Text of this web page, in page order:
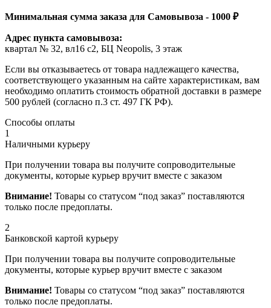
Минимальная сумма заказа для Самовывоза - 1000 ₽
Адрес пункта самовывоза:
квартал № 32, вл16 с2, БЦ Neopolis, 3 этаж
Если вы отказываетесь от товара надлежащего качества,
соответствующего указанным на сайте характеристикам, вам
необходимо оплатить стоимость обратной доставки в размере
500 рублей (согласно п.3 ст. 497 ГК РФ).
Способы оплаты
1
Наличными курьеру
При получении товара вы получите сопроводительные
документы, которые курьер вручит вместе с заказом
Внимание! Товары со статусом “под заказ” поставляются
только после предоплаты.
2
Банковской картой курьеру
При получении товара вы получите сопроводительные
документы, которые курьер вручит вместе с заказом
Внимание! Товары со статусом “под заказ” поставляются
только после предоплаты.